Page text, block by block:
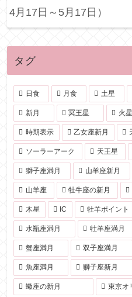
4月17日～5月17日）
タグ
日食 月食 土星
新月 冥王星 火星
時期表示 乙女座新月
ソーラーアーク 天王星
獅子座満月 山羊座新月
山羊座 牡牛座の新月
木星 IC 牡羊ポイント
水瓶座満月 牡羊座満月
蟹座満月 双子座満月
魚座満月 獅子座新月
蠍座の新月 東京オ